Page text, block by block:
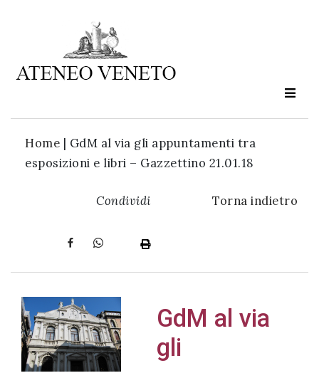
Home | GdM al via gli appuntamenti tra
esposizioni e libri – Gazzettino 21.01.18
Condividi Torna indietro
GdM al via
gli
Ateneo
è
cultura